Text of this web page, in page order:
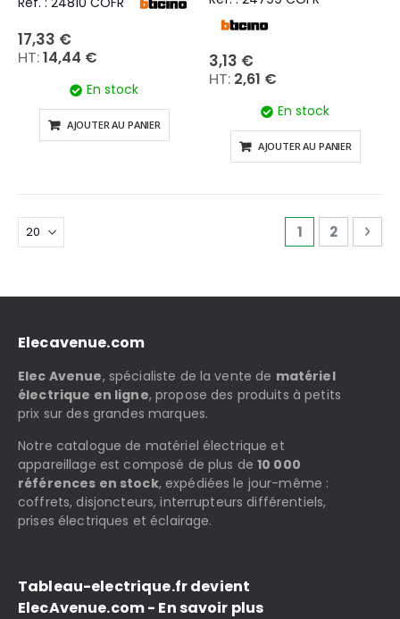
17,33 €
14,44 €
En stock
AJOUTER AU PANIER
3,13 €
2,61 €
En stock
AJOUTER AU PANIER
Page
Vous lisez
1 Page
2
Elecavenue.com
Elec Avenue, spécialiste de la vente de matériel
électrique en ligne, propose des produits à petits
prix sur des grandes marques.
Notre catalogue de matériel électrique et
appareillage est composé de plus de10 000
références en stock, expédiées le jour-même :
coffrets, disjoncteurs, interrupteurs différentiels,
prises électriques et éclairage.
Tableau-electrique.fr devient
ElecAvenue.com - En savoir plus